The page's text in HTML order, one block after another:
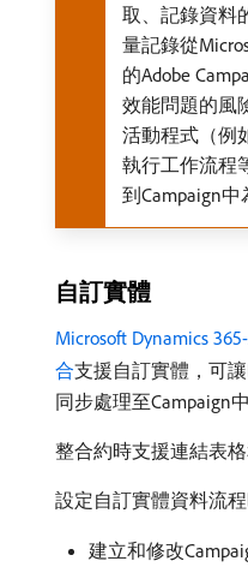
取、記錄資料
量記錄從
的Adobe
效能問題的風
活動程式（例
執行工作流程
到Campaign中
自訂實體
Microsoft Dynamics
合支援自訂實體，可
同步處理至Campaign
整合約時支援連結表格
設定自訂實體資料流
建立和修改